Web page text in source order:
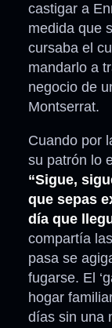
castigar a
medida que
cursaba el
mandarlo a
negocio de
Montserrat.
Cuando por
su patrón lo
“Sigue,
que sepas
día que
compartía
pasa se
fugarse. El
hogar
días sin una